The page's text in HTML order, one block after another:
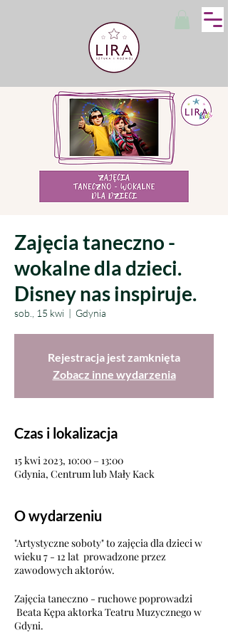
Zajęcia taneczno -
wokalne dla dzieci.
Disney nas inspiruje.
sob., 15 kwi
  |
Gdynia
Rejestracja jest zamknięta
Zobacz inne wydarzenia
Czas i lokalizacja
15 kwi 2023, 10:00 – 13:00
Gdynia, Centrum lub Mały Kack
O wydarzeniu
"Artystyczne soboty" to zajęcia dla dzieci w
wieku 7 - 12 lat prowadzone przez
zawodowych aktorów.
Zajęcia taneczno - ruchowe poprowadzi
Beata Kępa aktorka Teatru Muzycznego w
Gdyni.